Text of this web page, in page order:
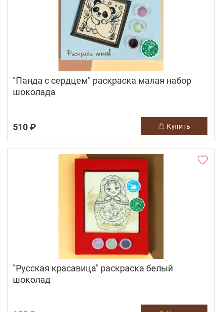
"Панда с сердцем" раскраска малая набор
шоколада
510 ₽ купить
"Русская красавица" раскраска белый
шоколад